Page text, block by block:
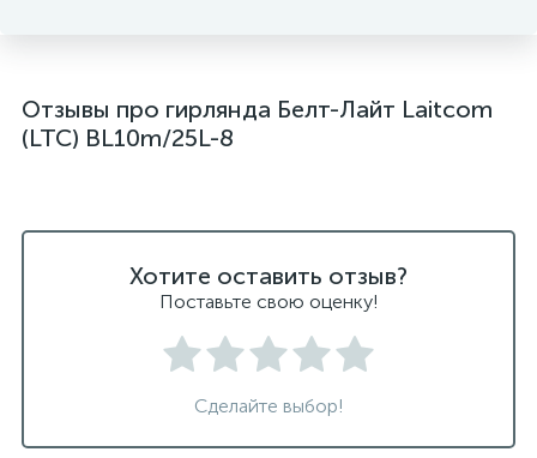
Отзывы про гирлянда Белт-Лайт Laitcom
(LTC) BL10m/25L-8
Хотите оставить отзыв?
Поставьте свою оценку!
Сделайте выбор!